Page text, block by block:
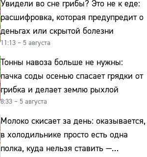
Увидели во сне грибы? Это не к еде:
расшифровка, которая предупредит о
деньгах или скрытой болезни
11:13 – 5 августа
Тонны навоза больше не нужны:
пачка соды осенью спасает грядки от
грибка и делает землю рыхлой
8:33 – 5 августа
Молоко скисает за день: оказывается,
в холодильнике просто есть одна
полка, куда нельзя ставить —